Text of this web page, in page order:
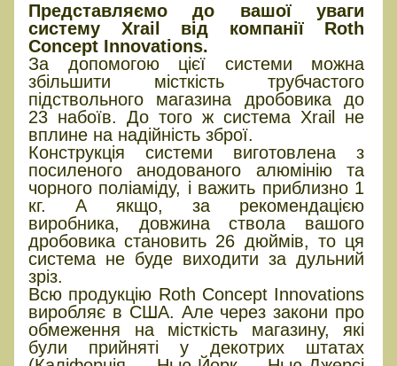
Представляємо до вашої уваги
систему Xrail від компанії Roth
Concept Innovations.
За допомогою цієї системи можна
збільшити місткість трубчастого
підствольного магазина дробовика до
23 набоїв. До того ж система Xrail не
вплине на надійність зброї.
Конструкція системи виготовлена з
посиленого анодованого алюмінію та
чорного поліаміду, і важить приблизно 1
кг. А якщо, за рекомендацією
виробника, довжина ствола вашого
дробовика становить 26 дюймів, то ця
система не буде виходити за дульний
зріз.
Всю продукцію Roth Concept Innovations
виробляє в США. Але через закони про
обмеження на місткість магазину, які
були прийняті у декотрих штатах